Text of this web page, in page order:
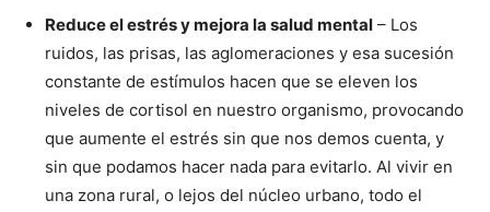
Reduce el estrés y mejora la salud mental – Los
ruidos, las prisas, las aglomeraciones y esa sucesión
constante de estímulos hacen que se eleven los
niveles de cortisol en nuestro organismo, provocando
que aumente el estrés sin que nos demos cuenta, y
sin que podamos hacer nada para evitarlo. Al vivir en
una zona rural, o lejos del núcleo urbano, todo el